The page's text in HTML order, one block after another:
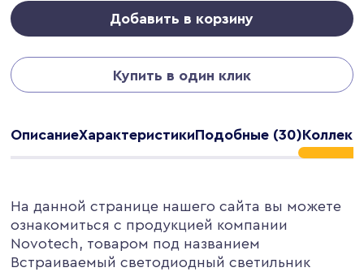
Добавить в корзину
Купить в один клик
ОписаниеХарактеристикиПодобные (30)
На данной странице нашего сайта вы можете
ознакомиться с продукцией компании
Novotech, товаром под названием
Встраиваемый светодиодный светильник